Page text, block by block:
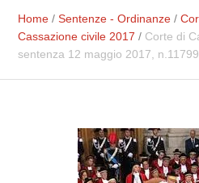
Home /Sentenze - Ordinanze /
Cassazione civile 2017 / Corte di
sentenza 12 maggio 2017, n.11799